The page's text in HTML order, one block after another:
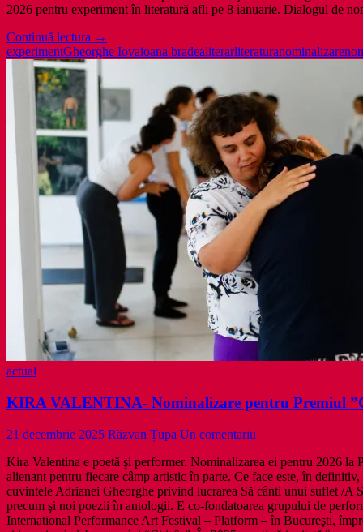
2026 pentru experiment în literatură afli pe 8 ianuarie. Dialogul de
Continuă lectura IOANA
BRADEA-
pentru
Premiul
”Gheorghe
Iova
TEXTUARE”
→
experimentGheorghe Iovaioana bradealiterarliteraturanominalizare
actual
KIRA VALENTINA- Nominalizare pentru Premiul
21 decembrie 2025 Răzvan Țupa Un comentariu
Kira Valentina e poetă şi performer. Nominalizarea ei pentru 2026
alienant pentru fiecare câmp artistic în parte. Ce face este, în
cuvintele Adrianei Gheorghe privind lucrarea Să cânti unui suflet /A
precum şi noi poezii în antologii. E co-fondatoarea grupului de
International Performance Art Festival – Platform – în Bucureşti,